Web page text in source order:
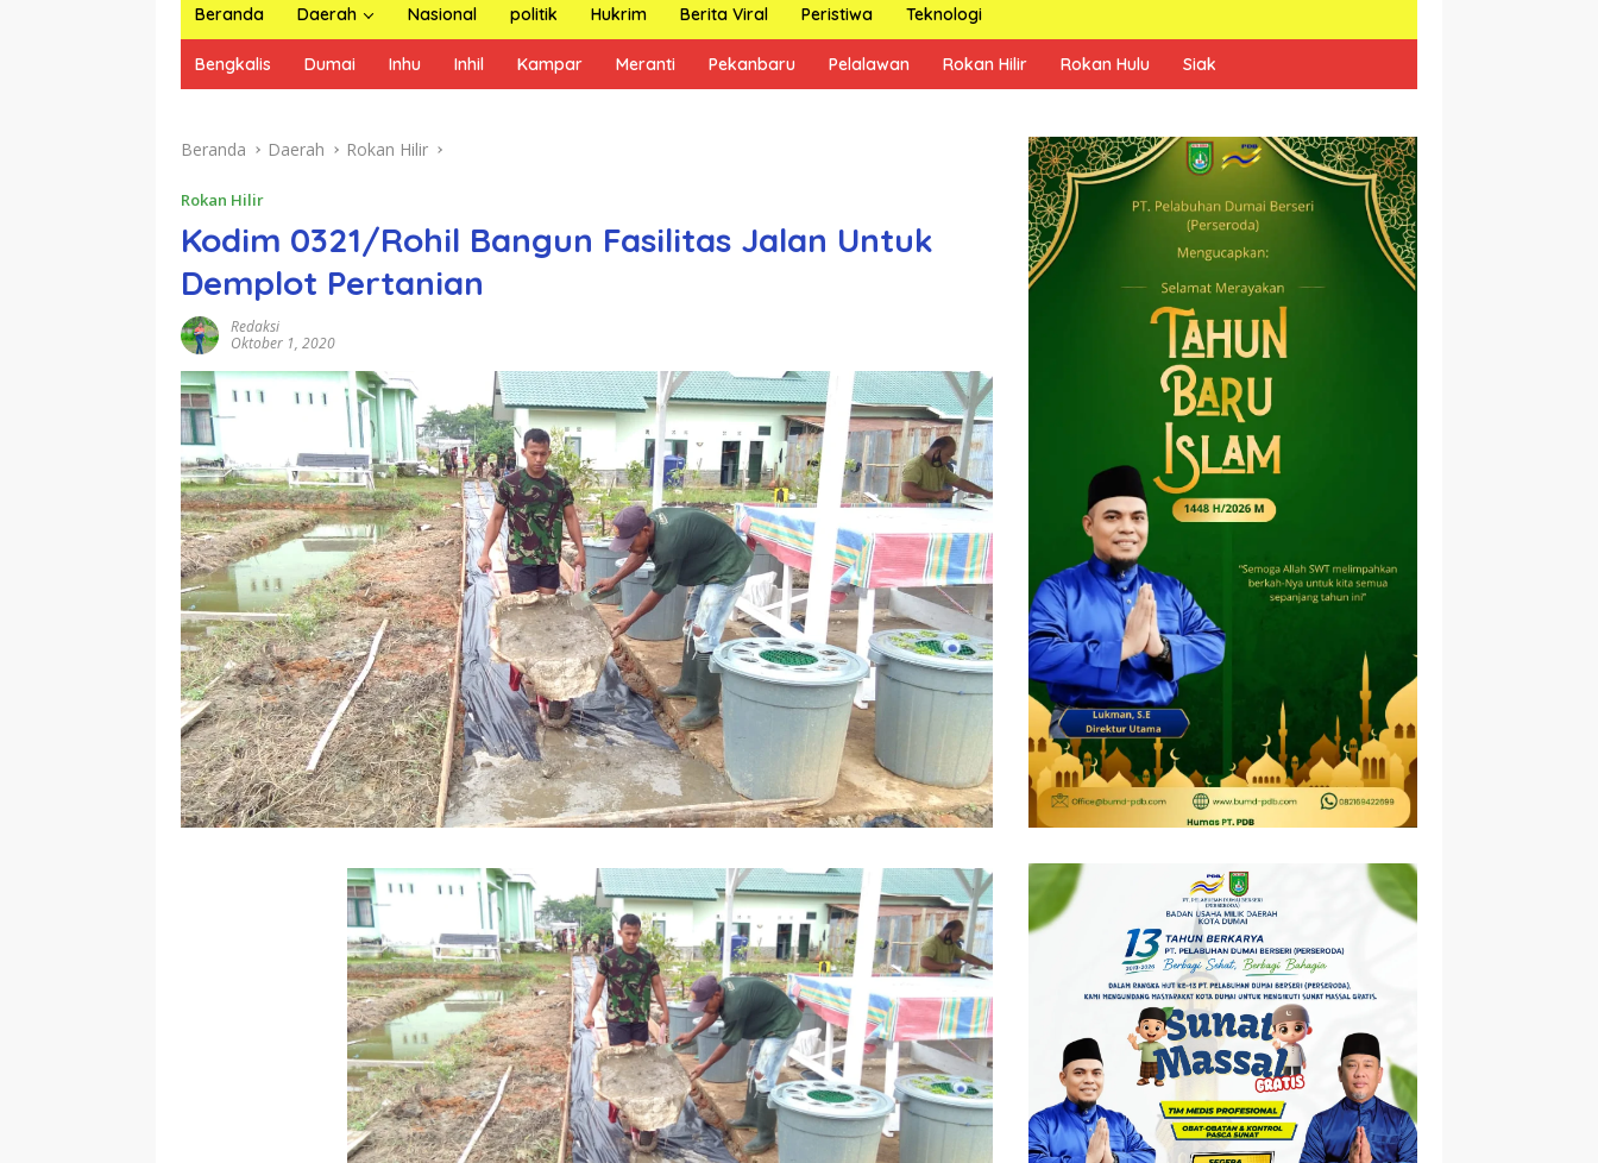
Beranda Daerah Nasional politik Hukrim Berita Viral Peristiwa Teknologi
Bengkalis Dumai Inhu Inhil Kampar Meranti Pekanbaru Pelalawan Rokan Hilir Rokan Hulu Siak
Beranda Daerah Rokan Hilir
Rokan Hilir
Kodim 0321/Rohil Bangun Fasilitas Jalan Untuk
Demplot Pertanian
Redaksi
Oktober 1, 2020